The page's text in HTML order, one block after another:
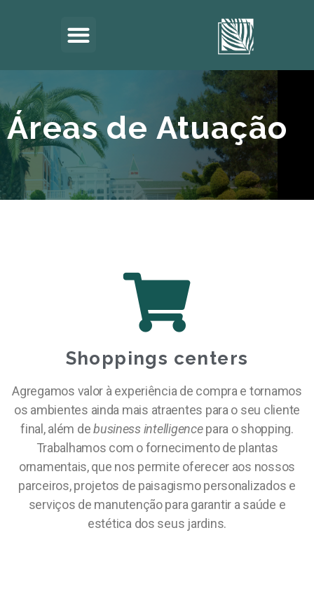
Áreas de Atuação
Shoppings centers
Agregamos valor à experiência de compra e tornamos
os ambientes ainda mais atraentes para o seu cliente
final, além debusiness intelligencepara o shopping.
Trabalhamos com o fornecimento de plantas
ornamentais, que nos permite oferecer aos nossos
parceiros, projetos de paisagismo personalizados e
serviços de manutenção para garantir a saúde e
estética dos seus jardins.